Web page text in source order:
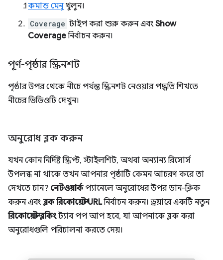
কমান্ড মেনুখুলুন।
Coverage টাইপ করা শুরু করুন এবং Show
Coverageনির্বাচন করুন।
পূর্ণ-পৃষ্ঠার স্ক্রিনশট
পৃষ্ঠার উপর থেকে নীচে পর্যন্ত স্ক্রিনশট নেওয়ার পদ্ধতি শিখতে
নীচের ভিডিওটি দেখুন।
অনুরোধ ব্লক করুন
যখন কোন নির্দিষ্ট স্ক্রিপ্ট, স্টাইলশিট, অথবা অন্যান্য রিসোর্স
উপলব্ধ না থাকে তখন আপনার পৃষ্ঠাটি কেমন আচরণ করে তা
দেখতে চান? নেটওয়ার্কপ্যানেলে অনুরোধের উপর ডান-ক্লিক
করুন এবং ব্লক রিকোয়েস্ট URLনির্বাচন করুন। ড্রয়ারে একটি নতুন
রিকোয়েস্ট ব্লকিংট্যাব পপ আপ হবে, যা আপনাকে ব্লক করা
অনুরোধগুলি পরিচালনা করতে দেয়।